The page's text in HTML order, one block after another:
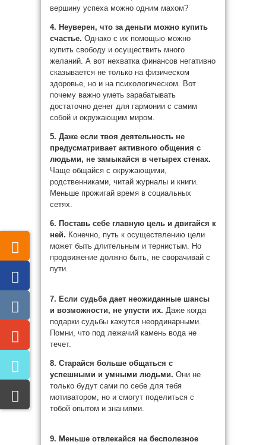
вершину успеха можно одним махом?
4. Неуверен, что за деньги можно купить
счастье. Однако с их помощью можно
купить свободу и осуществить много
желаний. А вот нехватка финансов негативно
сказывается не только на физическом
здоровье, но и на психологическом. Вот
почему важно уметь зарабатывать
достаточно денег для гармонии с самим
собой и окружающим миром.
5. Даже если твоя деятельность не
предусматривает активного общения с
людьми, не замыкайся в четырех стенах.
Чаще общайся с окружающими,
родственниками, читай журналы и книги.
Меньше прожигай время в социальных
сетях.
6. Поставь себе главную цель и двигайся к
ней. Конечно, путь к осуществлению цели
может быть длительным и тернистым. Но
продвижение должно быть, не сворачивай с
пути.
7. Если судьба дает неожиданные шансы
и возможности, не упусти их. Даже когда
подарки судьбы кажутся неординарными.
Помни, что под лежачий камень вода не
течет.
8. Старайся больше общаться с
успешными и умными людьми. Они не
только будут сами по себе для тебя
мотиватором, но и смогут поделиться с
тобой опытом и знаниями.
9. Меньше отвлекайся на бесполезное